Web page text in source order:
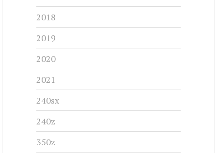
2018
2019
2020
2021
240sx
240z
350z